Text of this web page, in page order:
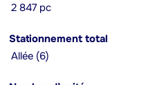
2 847 pc
Stationnement total
Allée (6)